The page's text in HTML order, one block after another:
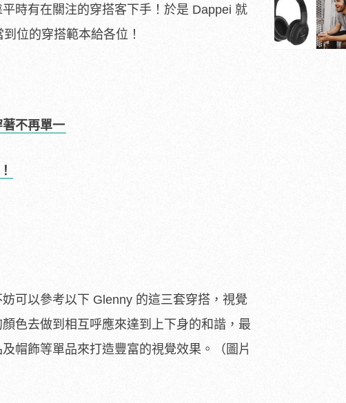
時有在關注的穿搭客下手！於是 Dappei 就
位的穿搭範本給各位！
不再單一
可以參考以下 Glenny 的這三套穿搭，視覺
色去做到相互呼應來達到上下身的和諧，最
帽飾等單品來打造豐富的視覺效果。（圖片